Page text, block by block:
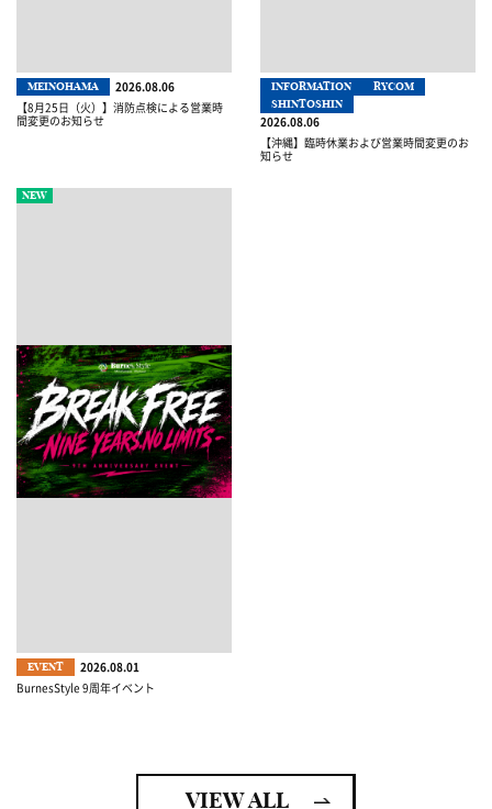
MEINOHAMA
2026.08.06
【8月25日（火）】消防点検による営業時
間変更のお知らせ
INFORMATION
RYCOM
SHINTOSHIN
2026.08.06
【沖縄】臨時休業および営業時間変更のお
知らせ
NEW
EVENT
2026.08.01
BurnesStyle 9周年イベント
VIEW ALL